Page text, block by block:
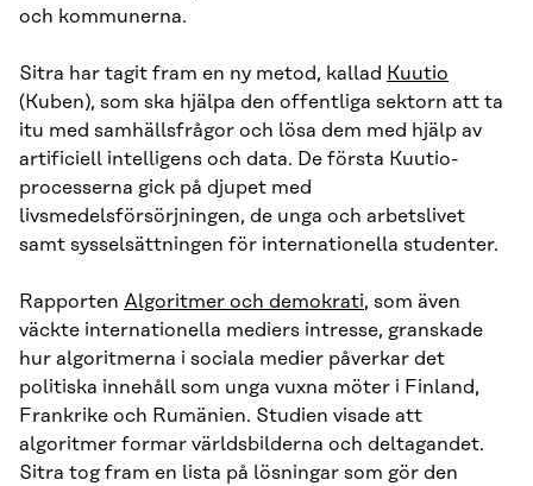
och kommunerna.
Sitra har tagit fram en ny metod, kallad Kuutio
(Kuben), som ska hjälpa den offentliga sektorn att ta
itu med samhällsfrågor och lösa dem med hjälp av
artificiell intelligens och data. De första Kuutio-
processerna gick på djupet med
livsmedelsförsörjningen, de unga och arbetslivet
samt sysselsättningen för internationella studenter.
Rapporten Algoritmer och demokrati, som även
väckte internationella mediers intresse, granskade
hur algoritmerna i sociala medier påverkar det
politiska innehåll som unga vuxna möter i Finland,
Frankrike och Rumänien. Studien visade att
algoritmer formar världsbilderna och deltagandet.
Sitra tog fram en lista på lösningar som gör den